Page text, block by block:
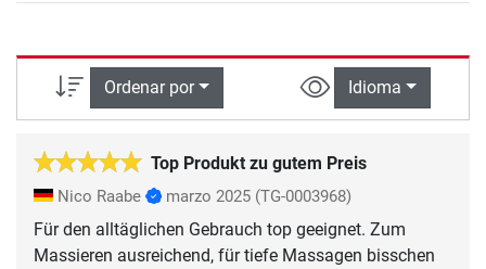
Ordenar por Idioma
Top Produkt zu gutem Preis
Nico Raabe marzo 2025 (TG-0003968)
Für den alltäglichen Gebrauch top geeignet. Zum
Massieren ausreichend, für tiefe Massagen bisschen